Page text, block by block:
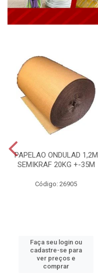
PAPELAO ONDULAD 1,2M
SEMIKRAF 20KG +-35M
Código: 26905
Faça seu login ou
cadastre-se para
ver preços e
comprar